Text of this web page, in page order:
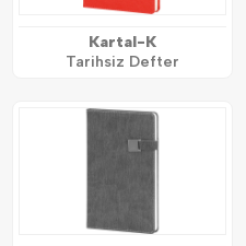
Kartal-K
Tarihsiz Defter